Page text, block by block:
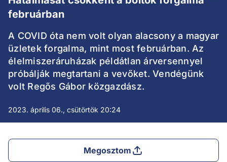
februárban
A COVID óta nem volt olyan alacsony a magyar
üzletek forgalma, mint most februárban. Az
élelmiszeráruházak példátlan árversennyel
próbálják megtartani a vevőket. Vendégünk
volt Regős Gábor közgazdász.
2023. április 06., csütörtök 20:24
Megosztom